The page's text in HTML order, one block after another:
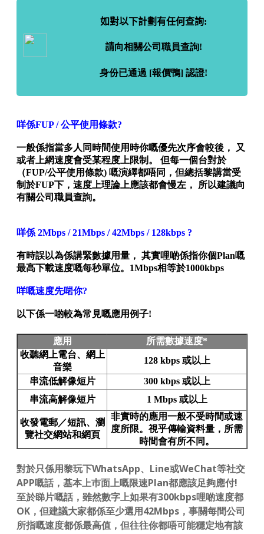
如對以下計劃有任何查詢:
請向相關公司職員查詢!
身份已通過 [報價鴨] 認證!
咩係FUP / 公平使用條款?
一般係指當多人同時間使用時你嘅優先次序會較後， 又
或者上網速度會受某程度上限制。 但每一個台對於
（FUP/公平使用條款) 嘅演繹都唔同，但總括黎講當受
制於FUP下，速度上理論上應該都會慢左， 所以建議向
有關公司職員查詢。
咩係 2Mbps / 21Mbps / 42Mbps / 128kbps ?
有時誤以為係講緊數據用量， 其實哩啲係指你個Plan嘅
最高下載速度嘅每秒單位。1Mbps相等於1000kbps
咩嘅速度先啱你?
以下係一啲較為常見嘅應用例子!
應用
所需數據速度*
收聽網上電台、網上
音樂
128 kbps 或以上
串流低解像短片
300 kbps 或以上
串流高解像短片
1 Mbps 或以上
收發電郵／短訊、瀏
覽社交網站和網頁
非實時的應用一般不受時間或速
度所限。視乎傳輸資料量，所需
時間會有所不同。
對於只係用黎玩下WhatsApp、Line或WeChat等社交
APP嘅話，基本上巿面上嘅限速Plan都應該足夠應付!
至於睇片嘅話，雖然數字上如果有300kbps哩啲速度都
OK，但建議大家都係至少選用42Mbps，事關每間公司
所指嘅速度都係最高值，但往往你都唔可能穩定地有該